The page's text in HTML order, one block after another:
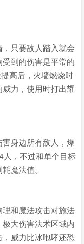
只要敌人踏入就会
到的伤害是平常的
高后，火墙燃烧时
力，使用时打出耀
身边所有敌人，爆
，不过和单个目标
魔法值。
和魔法攻击对施法
大伤害法术区域内
威力比冰咆哮还恐